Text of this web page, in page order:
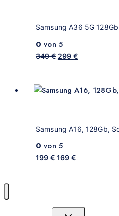
Samsung A36 5G
0 von 5
349€ 299 €
Samsung A16, 128Gb,
0 von 5
199€169 €